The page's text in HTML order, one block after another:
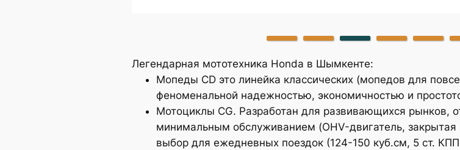
Легендарная мототехника Honda в Шымкенте:
Мопеды CD это линейка классических (мопедов для
феноменальной надежностью, экономичностью и
Мотоциклы CG. Разработан для развивающихся рынков,
минимальным обслуживанием (OHV-двигатель,
выбор для ежедневных поездок (124-150 куб.см, 5 ст.